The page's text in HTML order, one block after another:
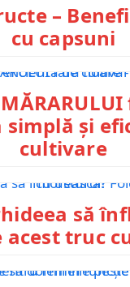
–
cu capsuni
simplă și
cultivare
să
acest truc